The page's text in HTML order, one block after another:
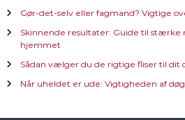
æ
s
Gør-det-selv eller fagmand? Vigtige
Skinnende resultater: Guide til stærke
hjemmet
Sådan vælger du de rigtige fliser til
Når uheldet er ude: Vigtigheden af